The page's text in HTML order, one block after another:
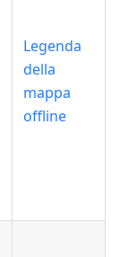
Legenda
della
mappa
offline